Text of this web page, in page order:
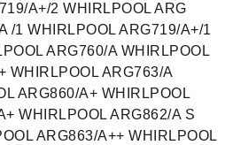
A+/2 WHIRLPOOL ARG
/1 WHIRLPOOL ARG719/A+/1
ARG760/A WHIRLPOOL
WHIRLPOOL ARG763/A
ARG860/A+ WHIRLPOOL
WHIRLPOOL ARG862/A S
ARG863/A++ WHIRLPOOL